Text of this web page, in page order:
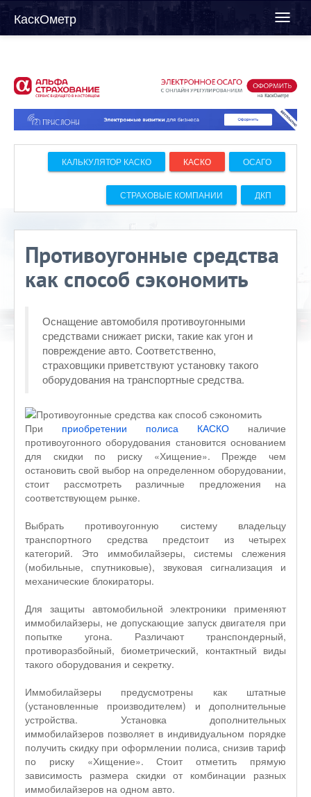
Toggle
КаскОметр
КАЛЬКУЛЯТОР КАСКО КАСКО ОСАГО
СТРАХОВЫЕ КОМПАНИИ ДКП
Противоугонные средства
как способ сэкономить
Оснащение автомобиля противоугонными
средствами снижает риски, такие как угон и
повреждение авто. Соответственно,
страховщики приветствуют установку такого
оборудования на транспортные средства.
При приобретении полиса КАСКО наличие
противоугонного оборудования становится основанием
для скидки по риску «Хищение». Прежде чем
остановить свой выбор на определенном оборудовании,
стоит рассмотреть различные предложения на
соответствующем рынке.
Выбрать противоугонную систему владельцу
транспортного средства предстоит из четырех
категорий. Это иммобилайзеры, системы слежения
(мобильные, спутниковые), звуковая сигнализация и
механические блокираторы.
Для защиты автомобильной электроники применяют
иммобилайзеры, не допускающие запуск двигателя при
попытке угона. Различают транспондерный,
противоразбойный, биометрический, контактный виды
такого оборудования и секретку.
Иммобилайзеры предусмотрены как штатные
(установленные производителем) и дополнительные
устройства. Установка дополнительных
иммобилайзеров позволяет в индивидуальном порядке
получить скидку при оформлении полиса, снизив тариф
по риску «Хищение». Стоит отметить прямую
зависимость размера скидки от комбинации разных
иммобилайзеров на одном авто.